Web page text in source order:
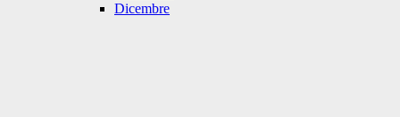
Dicembre